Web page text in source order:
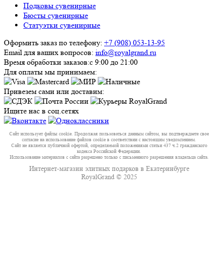
Подковы сувенирные
Бюсты сувенирные
Статуэтки сувенирные
Оформить заказ по телефону: +7 (908) 053-13-95
Email для ваших вопросов: info@royalgrand.ru
Время обработки заказов:с 9:00 до 21:00
Для оплаты мы принимаем:
Привезем сами или доставим:
Ищите нас в соц.сетях
Сайт использует файлы cookie. Продолжая пользоваться данным сайтом, вы подтверждаете свое
согласие на использование файлов cookie в соответствии с настоящим уведомлением.
Сайт не является публичной офертой, определяемой положениями статьи 437 ч.2 гражданского
кодекса Российской Федерации.
Использование материалов с сайта разрешено только с письменного разрешения владельца сайта.
Интернет-магазин элитных подарков в Екатеринбурге
RoyalGrand © 2025